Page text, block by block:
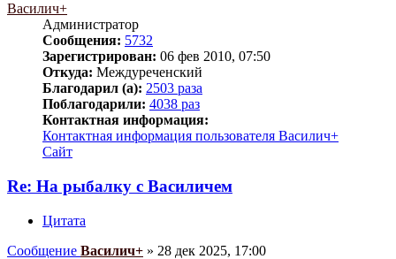
Василич+
Администратор
Сообщения: 5732
Зарегистрирован: 06 фев 2010, 07:50
Откуда: Междуреченский
Благодарил (а): 2503 раза
Поблагодарили: 4038 раз
Контактная информация:
Контактная информация пользователя Василич+
Сайт
Re: На рыбалку с Василичем
Цитата
Сообщение Василич+ » 28 дек 2025, 17:00